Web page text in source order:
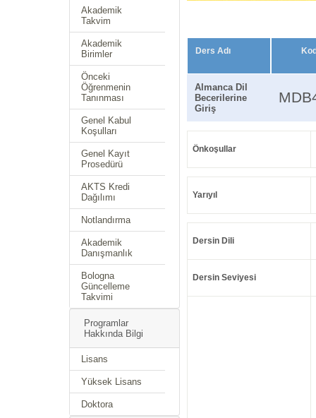
Akademik
Takvim
Akademik
Birimler
Önceki
Öğrenmenin
Tanınması
Genel Kabul
Koşulları
Genel Kayıt
Prosedürü
AKTS Kredi
Dağılımı
Notlandırma
Akademik
Danışmanlık
Bologna
Güncelleme
Takvimi
Programlar
Hakkında Bilgi
Lisans
Yüksek Lisans
Doktora
Ders Adı
Almanca Dil
Becerilerine
Giriş
Önkoşullar
Yarıyıl
Dersin Dili
Dersin Seviyesi